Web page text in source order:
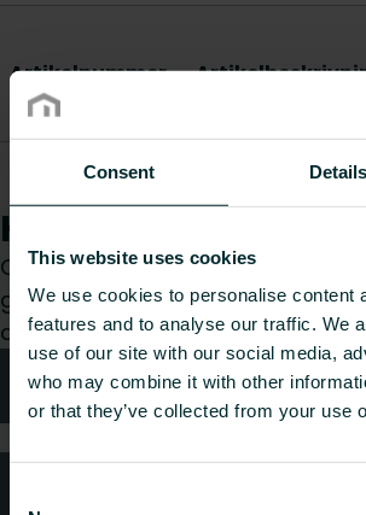
Consent Details
This website uses cookies
We use cookies to personalise content
features and to analyse our traffic. We
use of our site with our social media,
who may combine it with other
or that they’ve collected from your use
Artikelnummer
AZ5H00AI050100N0
Ventilavståndssats
Hur kan vi hjälpa
Oavsett om du är konsult,
grossist, välj en kategori så tar
din förfrågan.
Teknisk rådgivning